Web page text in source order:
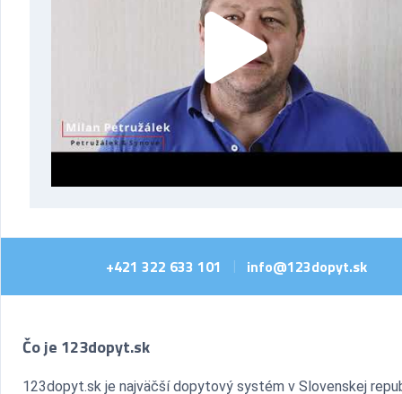
+421 322 633 101 info@123dopyt.sk
Čo je 123dopyt.sk
123dopyt.sk je najväčší dopytový systém v Slovenskej